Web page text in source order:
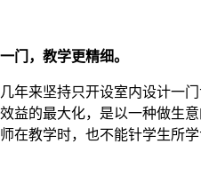
门，教学更精细。
年来坚持只开设室内设计一
益的最大化，是以一种做生
在教学时，也不能针学生所